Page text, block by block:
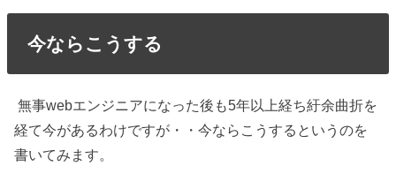
今ならこうする
無事webエンジニアになった後も5年以上経ち紆余曲折を
経て今があるわけですが・・今ならこうするというのを
書いてみます。